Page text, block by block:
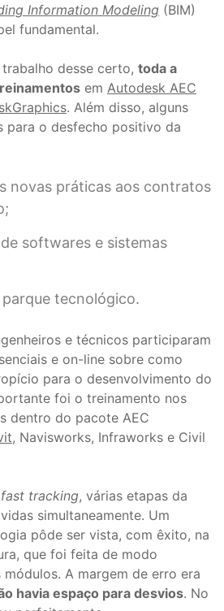
Information Modeling (BIM)
fundamental.
desse certo, toda a
em Autodesk AEC
. Além disso, alguns
para o desfecho positivo da
novas práticas aos contratos
softwares e sistemas
tecnológico.
e técnicos participaram
e on-line sobre como
para o desenvolvimento do
foi o treinamento nos
dentro do pacote AEC
, Navisworks, Infraworks e Civil
fast tracking, várias etapas da
simultaneamente. Um
pôde ser vista, com êxito, na
que foi feita de modo
A margem de erro era
havia espaço para desvios. No